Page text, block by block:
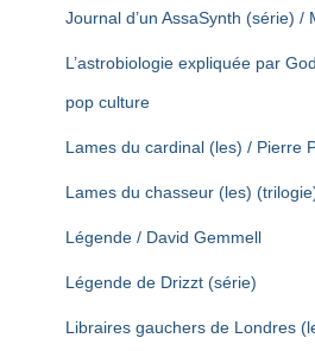
Journal d’un AssaSynth (série) /
L’astrobiologie expliquée par
pop culture
Lames du cardinal (les) / Pierre
Lames du chasseur (les)
Légende / David Gemmell
Légende de Drizzt (série)
Libraires gauchers de Londres